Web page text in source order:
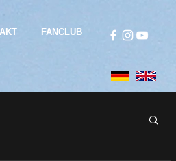
FANCLUB